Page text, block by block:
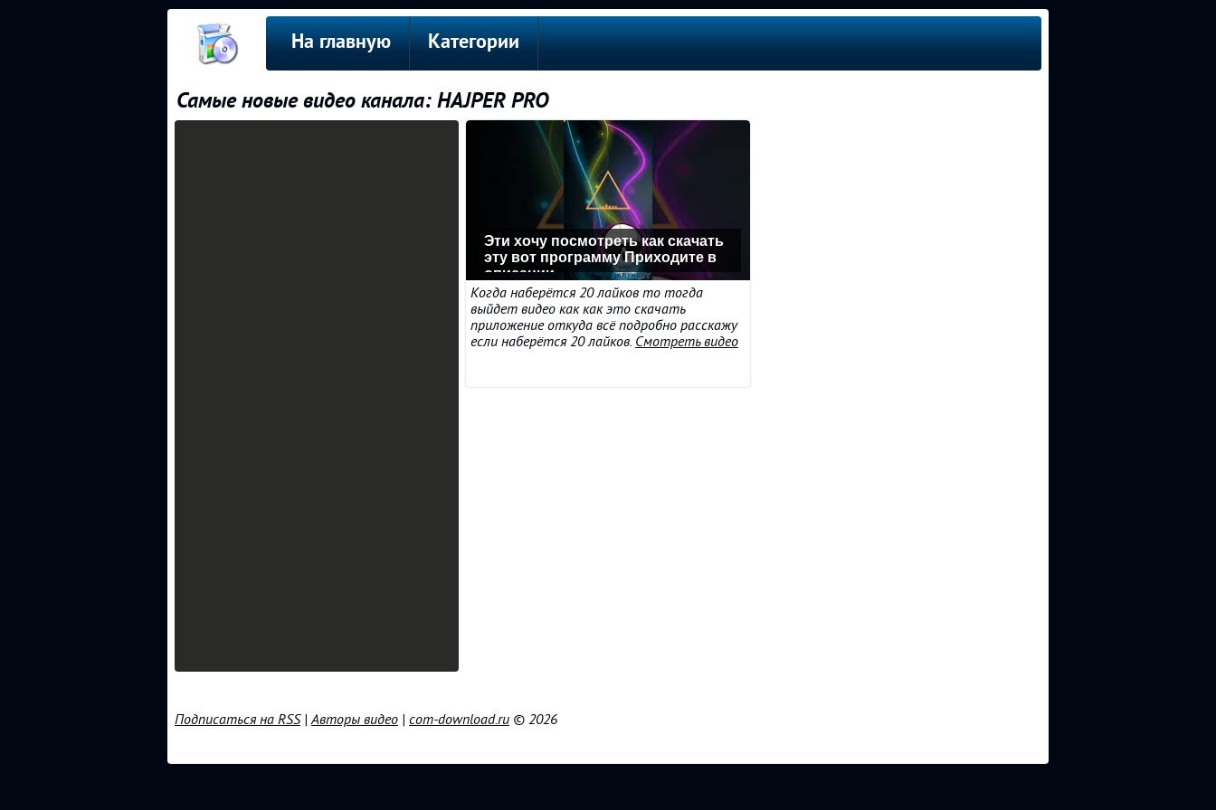
На главную Категории
Самые новые видео канала: HAJPER PRO
Эти хочу посмотреть как скачать
эту вот программу Приходите в
описании
Когда наберётся 20 лайков то тогда
выйдет видео как как это скачать
приложение откуда всё подробно расскажу
если наберётся 20 лайков. Смотреть видео
Подписаться на RSS|Авторы видео | com-download.ru © 2026